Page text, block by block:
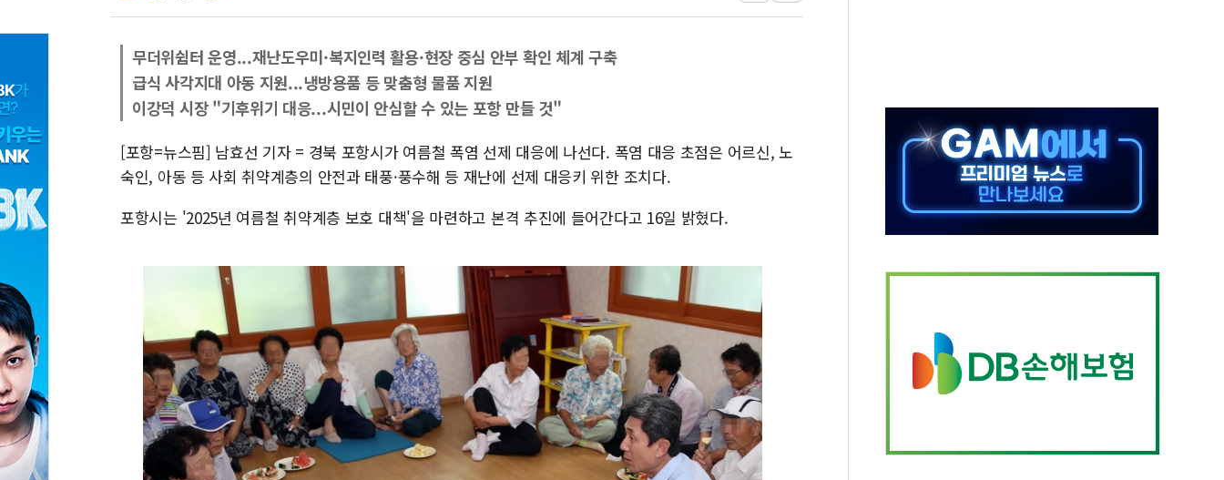
인천시 광복절 현수막 '태극기 거꾸로' 논란…이틀만에 철거
'호우·산사태 주의보' 울진 시간당 30mm 강한 비...호우 피해 없어
무더위쉼터 운영...재난도우미·복지인력 활용·현장 중심 안부 확인 체계 구축
급식 사각지대 아동 지원...냉방용품 등 맞춤형 물품 지원
이강덕 시장 "기후위기 대응...시민이 안심할 수 있는 포항 만들 것"
[포항=뉴스핌] 남효선 기자 = 경북 포항시가 여름철 폭염 선제 대응에 나선다. 폭염 대응 초점은 어르신, 노
숙인, 아동 등 사회 취약계층의 안전과 태풍·풍수해 등 재난에 선제 대응키 위한 조치다.
포항시는 '2025년 여름철 취약계층 보호 대책'을 마련하고 본격 추진에 들어간다고 16일 밝혔다.